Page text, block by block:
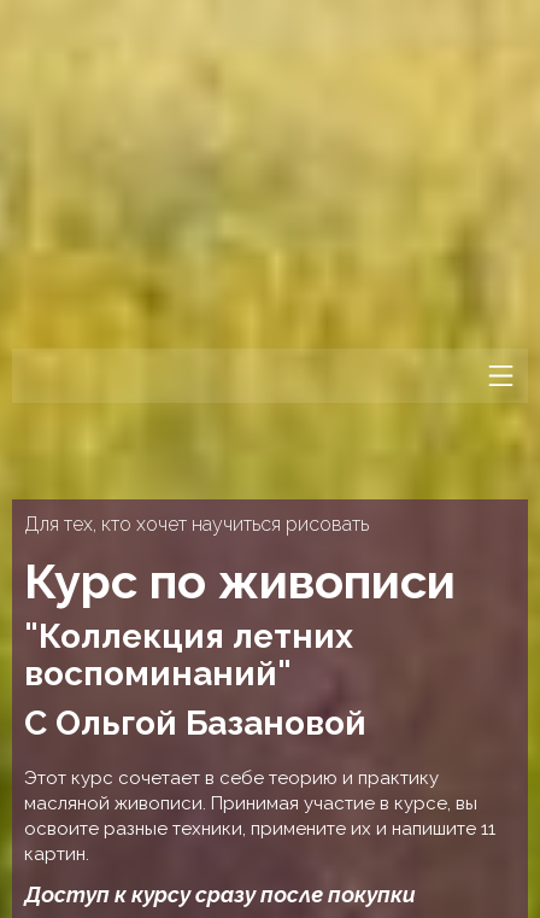
Для тех, кто хочет научиться рисовать
Курс по живописи
"Коллекция летних
воспоминаний"
С Ольгой Базановой
Этот курс сочетает в себе теорию и практику
масляной живописи. Принимая участие в курсе, вы
освоите разные техники, примените их и напишите 11
картин.
Доступ к курсу сразу после покупки